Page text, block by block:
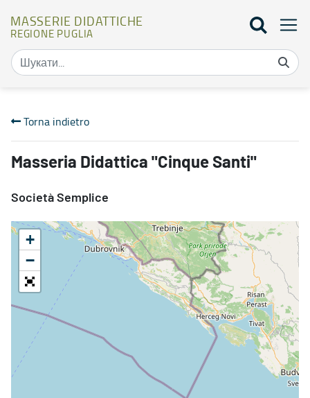
MASSERIE DIDATTICHE
REGIONE PUGLIA
Torna indietro
Masseria Didattica "Cinque Santi"
Società Semplice
+
−